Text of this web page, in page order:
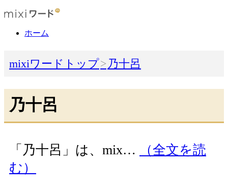
ホーム
mixiワードトップ 乃十呂
乃十呂
「乃十呂」は、mix…
（全文を読
む）